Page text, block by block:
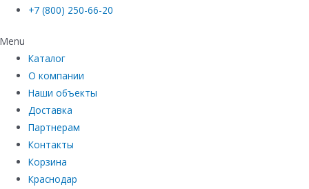
+7 (800) 250-66-20
Menu
Каталог
О компании
Наши объекты
Доставка
Партнерам
Контакты
Корзина
Краснодар